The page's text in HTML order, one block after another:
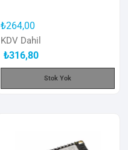
₺264,00
KDV Dahil
₺316,80
Stok Yok